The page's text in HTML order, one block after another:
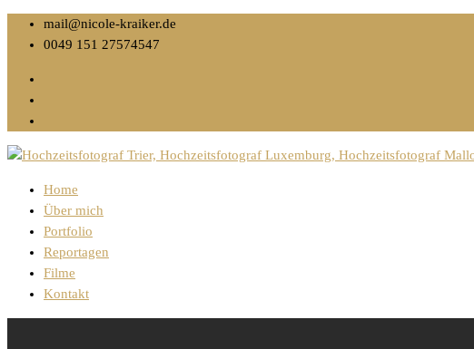
mail@nicole-kraiker.de
0049 151 27574547
Home
Über mich
Portfolio
Reportagen
Filme
Kontakt